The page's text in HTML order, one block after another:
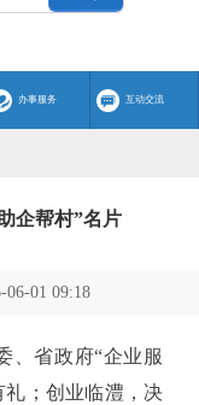
办事服务 互动交流
企帮村”名片
01 09:18
、省政府“企业服
礼；创业临澧，决